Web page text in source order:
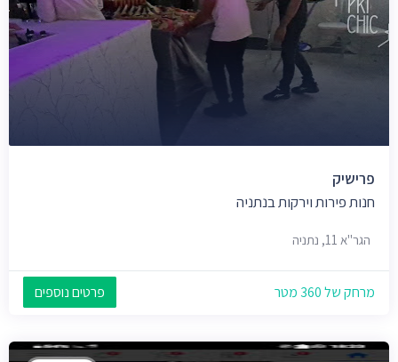
פרישיק
חנות פירות וירקות בנתניה
הגר"א 11, נתניה
מרחק של 360 מטר פרטים נוספים